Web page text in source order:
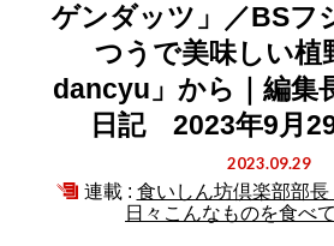
ゲンダッツ」／BSフ
つうで美味しい植
dancyu」から｜編集
日記 2023年9月29
2023.09.29
連載 : 食いしん坊倶楽部部長
日々こんなものを食べ